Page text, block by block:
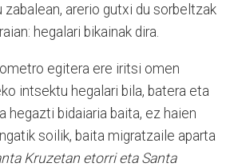
arerio gutxi du sorbeltzak
hegalari bikainak dira.
egitera ere iritsi omen
intsektu hegalari bila, batera eta
hegazti bidaiaria baita, ez haien
soilik, baita migratzaile aparta
Kruzetan etorri eta Santa